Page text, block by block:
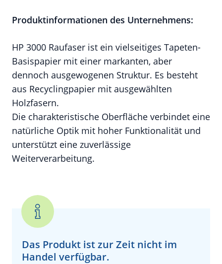
Produktinformationen des Unternehmens:
HP 3000 Raufaser ist ein vielseitiges Tapeten-
Basispapier mit einer markanten, aber
dennoch ausgewogenen Struktur. Es besteht
aus Recyclingpapier mit ausgewählten
Holzfasern.
Die charakteristische Oberfläche verbindet eine
natürliche Optik mit hoher Funktionalität und
unterstützt eine zuverlässige
Weiterverarbeitung.
Das Produkt ist zur Zeit nicht im
Handel verfügbar.